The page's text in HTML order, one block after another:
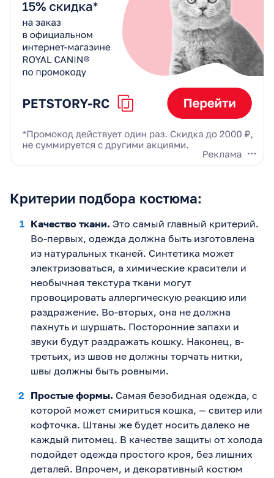
Критерии подбора костюма:
Качество ткани. Это самый главный критерий.
Во-первых, одежда должна быть изготовлена
из натуральных тканей. Синтетика может
электризоваться, а химические красители и
необычная текстура ткани могут
провоцировать аллергическую реакцию или
раздражение. Во-вторых, она не должна
пахнуть и шуршать. Посторонние запахи и
звуки будут раздражать кошку. Наконец, в-
третьих, из швов не должны торчать нитки,
швы должны быть ровными.
Простые формы. Самая безобидная одежда, с
которой может смириться кошка, — свитер или
кофточка. Штаны же будет носить далеко не
каждый питомец. В качестве защиты от холода
подойдет одежда простого кроя, без лишних
деталей. Впрочем, и декоративный костюм